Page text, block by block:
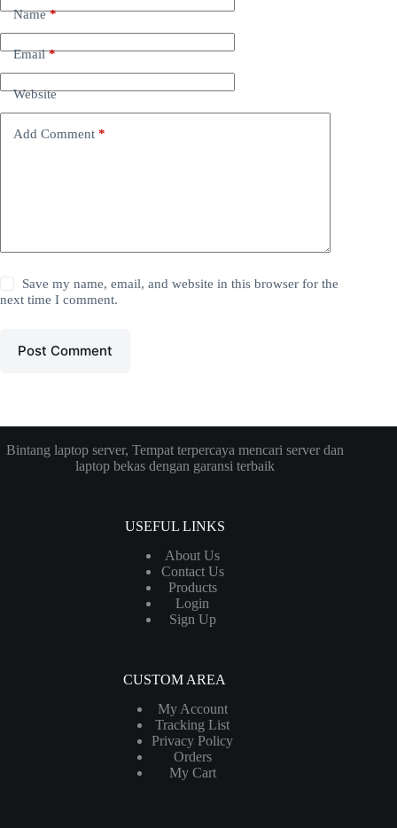
Name*
Email*
Website
Add Comment *
Save my name, email, and website in this browser for the
next time I comment.
Post Comment
Bintang laptop server, Tempat terpercaya mencari server dan
laptop bekas dengan garansi terbaik
USEFUL LINKS
About Us
Contact Us
Products
Login
Sign Up
CUSTOM AREA
My Account
Tracking List
Privacy Policy
Orders
My Cart